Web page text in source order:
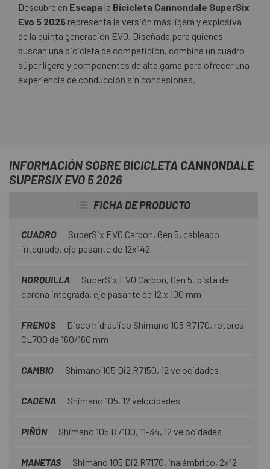
Descubre en Escapa la Bicicleta Cannondale SuperSix
Evo 5 2026 representa la versión más ligera y explosiva
de la quinta generación EVO. Diseñada para quienes
buscan una bicicleta de competición, combina un cuadro
súper ligero y componentes de alta gama para ofrecer una
experiencia de conducción sin concesiones.
INFORMACIÓN SOBRE BICICLETA CANNONDALE
SUPERSIX EVO 5 2026
FICHA DE PRODUCTO
CUADRO
SuperSix EVO Carbon, Gen 5, cableado
integrado, eje pasante de 12x142
HORQUILLA
SuperSix EVO Carbon, Gen 5, pista de
corona integrada, eje pasante de 12 x 100 mm
FRENOS
Disco hidráulico Shimano 105 R7170, rotores
CL700 de 160/160 mm
CAMBIO Shimano 105 Di2 R7150, 12 velocidades
CADENA Shimano 105, 12 velocidades
PIÑÓN Shimano 105 R7100, 11-34, 12 velocidades
MANETAS
Shimano 105 Di2 R7170, inalámbrico, 2x12